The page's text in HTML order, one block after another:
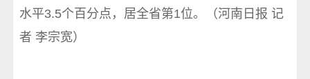
水平3.5个百分点，居全省第1位。（河南日报 记
者 李宗宽）